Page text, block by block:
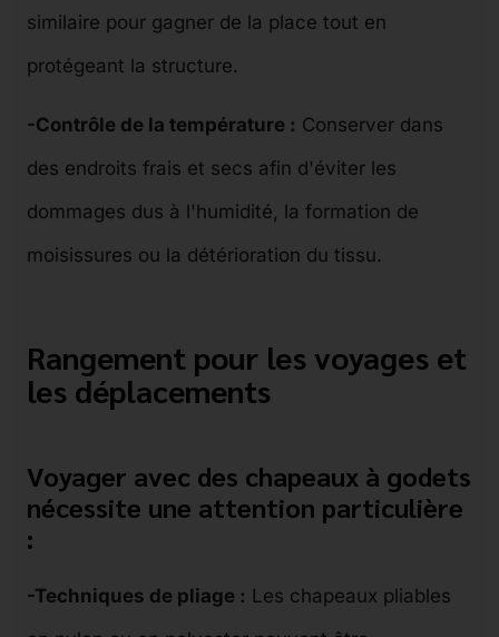
similaire pour gagner de la place tout en
protégeant la structure.
-Contrôle de la température : Conserver dans
des endroits frais et secs afin d'éviter les
dommages dus à l'humidité, la formation de
moisissures ou la détérioration du tissu.
Rangement pour les voyages et
les déplacements
Voyager avec des chapeaux à godets
nécessite une attention particulière
:
-Techniques de pliage : Les chapeaux pliables